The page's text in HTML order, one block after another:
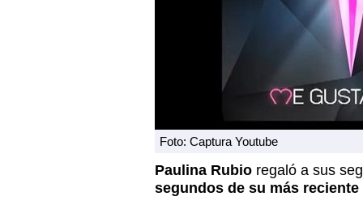
Foto: Captura Youtube
Paulina Rubio regaló a sus
segundos de su más reciente